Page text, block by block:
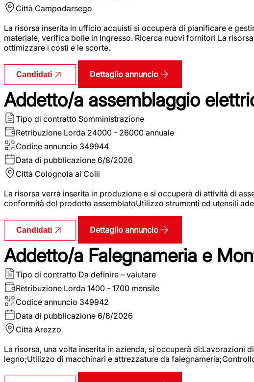
Città Campodarsego
La risorsa inserita in ufficio acquisti si occuperà di pianificare e
materiale, verifica bolle in ingresso. Ricerca nuovi fornitori La
ottimizzare i costi e le scorte.
Candidati Dettaglio annuncio
Addetto/a assemblaggio
Tipo di contratto Somministrazione
Retribuzione Lorda 24000 - 26000 annuale
Codice annuncio 349944
Data di pubblicazione 6/8/2026
Città Colognola ai Colli
La risorsa verrà inserita in produzione e si occuperà di attività di
conformità del prodotto assemblatoUtilizzo strumenti ed utensili
Candidati Dettaglio annuncio
Addetto/a Falegnameria e
Tipo di contratto Da definire – valutare
Retribuzione Lorda 1400 - 1700 mensile
Codice annuncio 349942
Data di pubblicazione 6/8/2026
Città Arezzo
La risorsa, una volta inserita in azienda, si occuperà
legno;Utilizzo di macchinari e attrezzature da